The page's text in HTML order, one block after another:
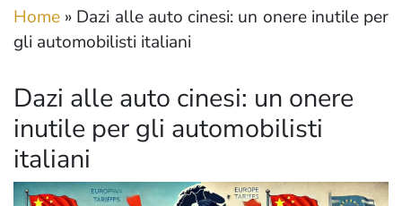
Home » Dazi alle auto cinesi: un onere inutile per
gli automobilisti italiani
Dazi alle auto cinesi: un onere
inutile per gli automobilisti
italiani